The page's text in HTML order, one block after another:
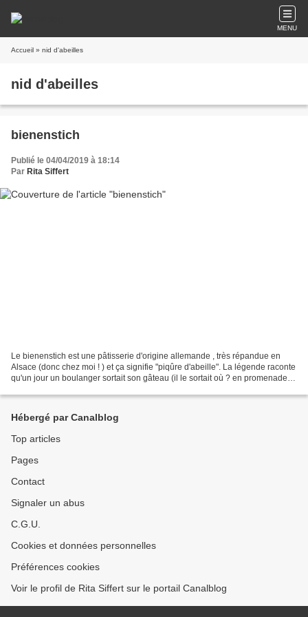
MENU
Accueil » nid d'abeilles
nid d'abeilles
bienenstich
Publié le 04/04/2019 à 18:14
Par Rita Siffert
Le bienenstich est une pâtisserie d'origine allemande , très répandue en
Alsace (donc chez moi ! ) et ça signifie "piqûre d'abeille". La légende raconte
qu'un jour un boulanger sortait son gâteau (il le sortait où ? en promenade ?
Hébergé par Canalblog
Top articles
Pages
Contact
Signaler un abus
C.G.U.
Cookies et données personnelles
Préférences cookies
Voir le profil de Rita Siffert sur le portail Canalblog